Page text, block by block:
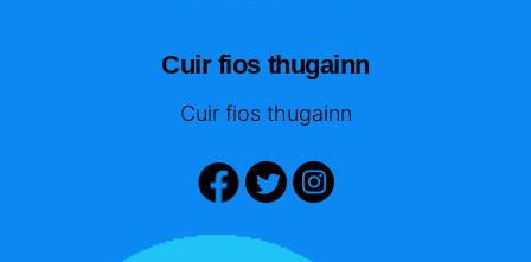
Cuir fios thugainn
Cuir fios thugainn